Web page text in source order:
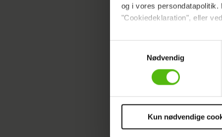
og i vores
"Cookiedeklaration", eller
Dine valg anvendes på hele
Vi ønsker dit samtykke til at
Vi anvender egne cookies
sociale medier.
Nødvendig
Kun nødvendige
Læs
Denne